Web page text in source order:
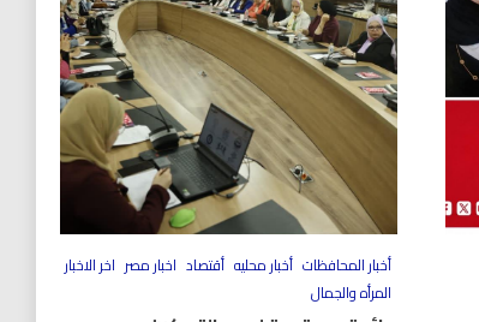
أخبار المحافظات أخبار محليه أقتصاد اخبار مصر اخر الاخبار
المرأه والجمال